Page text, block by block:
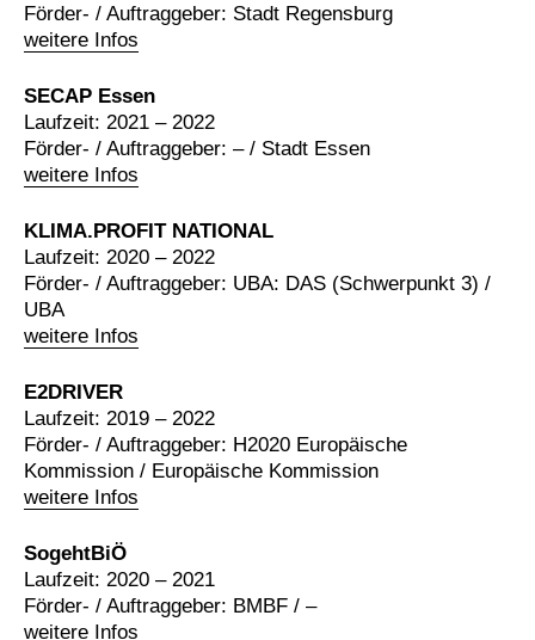
weitere Infos
Förder- / Auftraggeber: Stadt Regensburg
SECAP Essen
weitere Infos
Laufzeit: 2021 – 2022
Förder- / Auftraggeber: – / Stadt Essen
KLIMA.PROFIT NATIONAL
weitere Infos
Laufzeit: 2020 – 2022
Förder- / Auftraggeber: UBA: DAS (Schwerpunkt 3) /
UBA
E2DRIVER
weitere Infos
Laufzeit: 2019 – 2022
Förder- / Auftraggeber: H2020 Europäische
Kommission / Europäische Kommission
SogehtBiÖ
weitere Infos
Laufzeit: 2020 – 2021
Förder- / Auftraggeber: BMBF / –